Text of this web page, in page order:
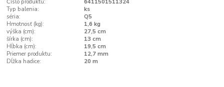
Číslo produktu:
6411501511324
Typ balenia:
ks
séria:
Q5
Hmotnosť (kg):
1,6 kg
výška (cm):
27,5 cm
šírka (cm):
13 cm
Hĺbka (cm):
19,5 cm
Priemer produktu:
12,7 mm
Dĺžka hadice:
20 m